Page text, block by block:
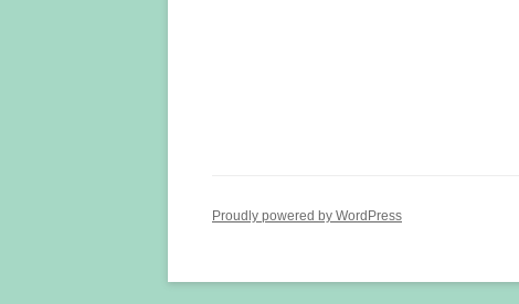
Proudly powered by WordPress